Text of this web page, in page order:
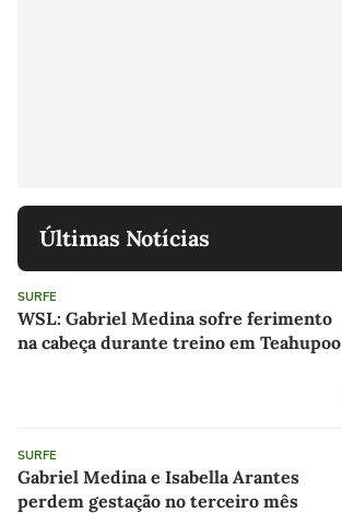
Últimas Notícias
SURFE
WSL: Gabriel Medina sofre ferimento
na cabeça durante treino em Teahupoo
SURFE
Gabriel Medina e Isabella Arantes
perdem gestação no terceiro mês